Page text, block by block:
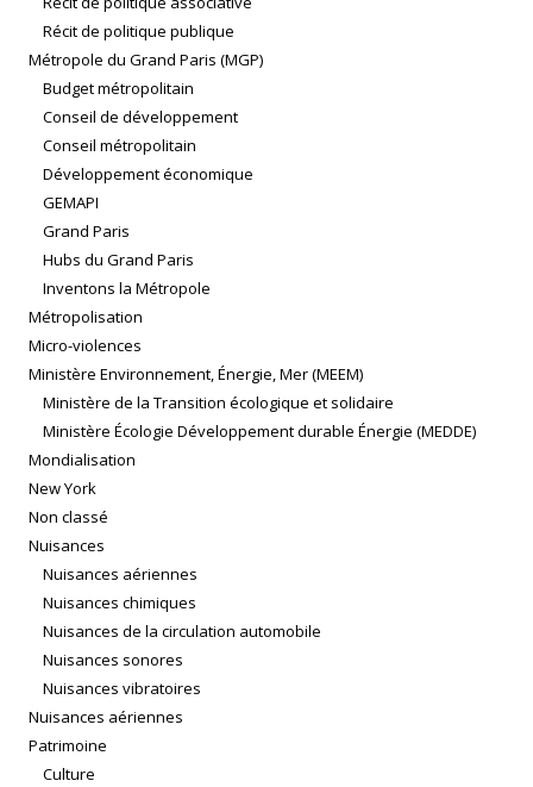
Récit de politique publique
Métropole du Grand Paris (MGP)
Budget métropolitain
Conseil de développement
Conseil métropolitain
Développement économique
GEMAPI
Grand Paris
Hubs du Grand Paris
Inventons la Métropole
Métropolisation
Micro-violences
Ministère Environnement, Énergie, Mer (MEEM)
Ministère de la Transition écologique et solidaire
Ministère Écologie Développement durable Énergie (MEDDE)
Mondialisation
New York
Non classé
Nuisances
Nuisances aériennes
Nuisances chimiques
Nuisances de la circulation automobile
Nuisances sonores
Nuisances vibratoires
Nuisances aériennes
Patrimoine
Culture